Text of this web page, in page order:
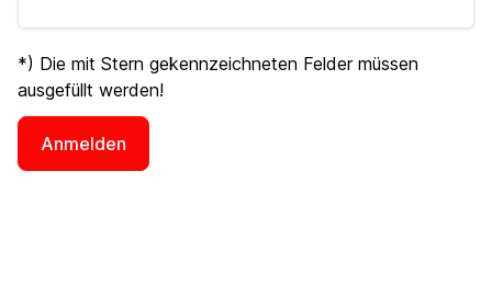
*) Die mit Stern gekennzeichneten Felder müssen
ausgefüllt werden!